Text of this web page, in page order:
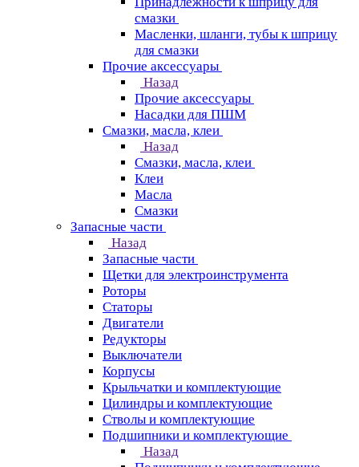
смазки
Масленки, шланги, тубы к шприцу
для смазки
Прочие аксессуары
Назад
Прочие аксессуары
Насадки для ПШМ
Смазки, масла, клеи
Назад
Смазки, масла, клеи
Клеи
Масла
Смазки
Запасные части
Назад
Запасные части
Щетки для электроинструмента
Роторы
Статоры
Двигатели
Редукторы
Выключатели
Корпусы
Крыльчатки и комплектующие
Цилиндры и комплектующие
Стволы и комплектующие
Подшипники и комплектующие
Назад